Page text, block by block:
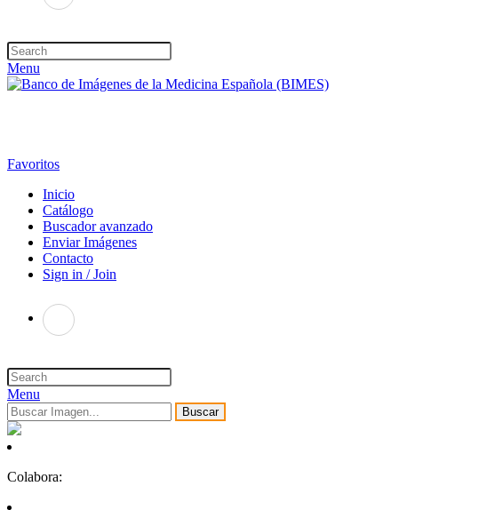
Menu
Favoritos
Inicio
Catálogo
Buscador avanzado
Enviar Imágenes
Contacto
Sign in / Join
Menu
Buscar
Colabora: